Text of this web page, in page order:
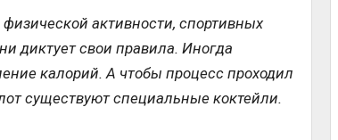
активности, спортивных
диктует свои правила. Иногда
калорий. А чтобы процесс проходил
существуют специальные коктейли.